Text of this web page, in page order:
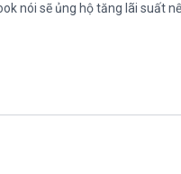
nói sẽ ủng hộ tăng lãi suất